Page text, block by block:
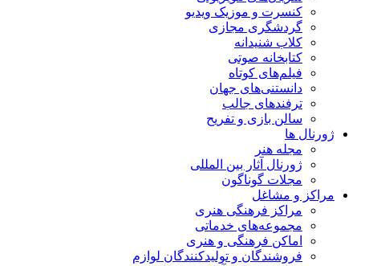
کنسرت و موزیک ویدیو
گردشگری مجازی
کلاب شنیدانه
کتابخانه صوتی
فیلم‌های کوتاه
دانستنی‌های جهان
ترفندهای جالب
سالن بازی و تفریح
ژورنال ها
مجله هنر
ژورنال آثار بین المللی
مجلات گوناگون
مراکز و مشاغل
مراکز فرهنگی هنری
مجموعه‌های خدماتی
اماکن فرهنگی و هنری
فروشندگان و تولیدکنندگان لوازم